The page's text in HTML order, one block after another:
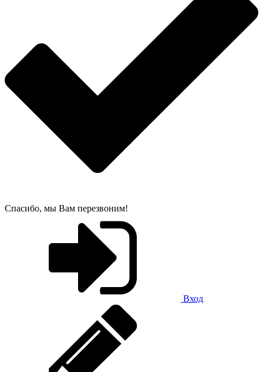
Спасибо, мы Вам перезвоним!
Вход